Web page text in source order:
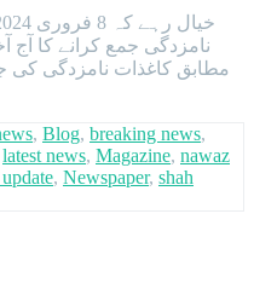
نامزدگی جمع کرانے کا
مطابق کاغذات نامزدگی
, Blog, breaking news,
latest news, Magazine, nawaz
, Newspaper, shah